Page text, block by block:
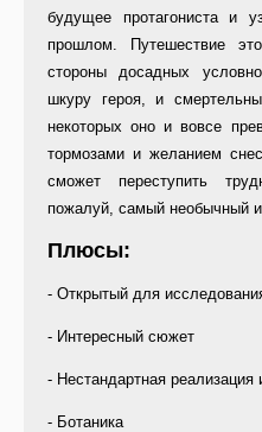
будущее протагониста и
прошлом. Путешествие
стороны досадных
шкуру героя, и
некоторых оно и вовсе
тормозами и желанием
сможет переступить
пожалуй, самый необычный
Плюсы:
- Открытый для
- Интересный сюжет
- Нестандартная реализация
- Ботаника